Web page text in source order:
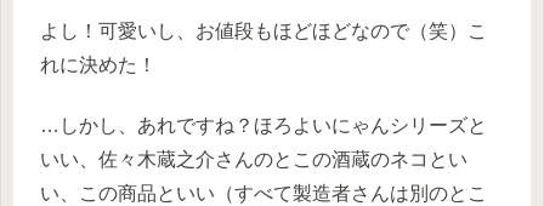
よし！可愛いし、お値段もほどほどなので（笑）こ
れに決めた！
…しかし、あれですね？ほろよいにゃんシリーズと
いい、佐々木蔵之介さんのとこの酒蔵のネコとい
い、この商品といい（すべて製造者さんは別のとこ